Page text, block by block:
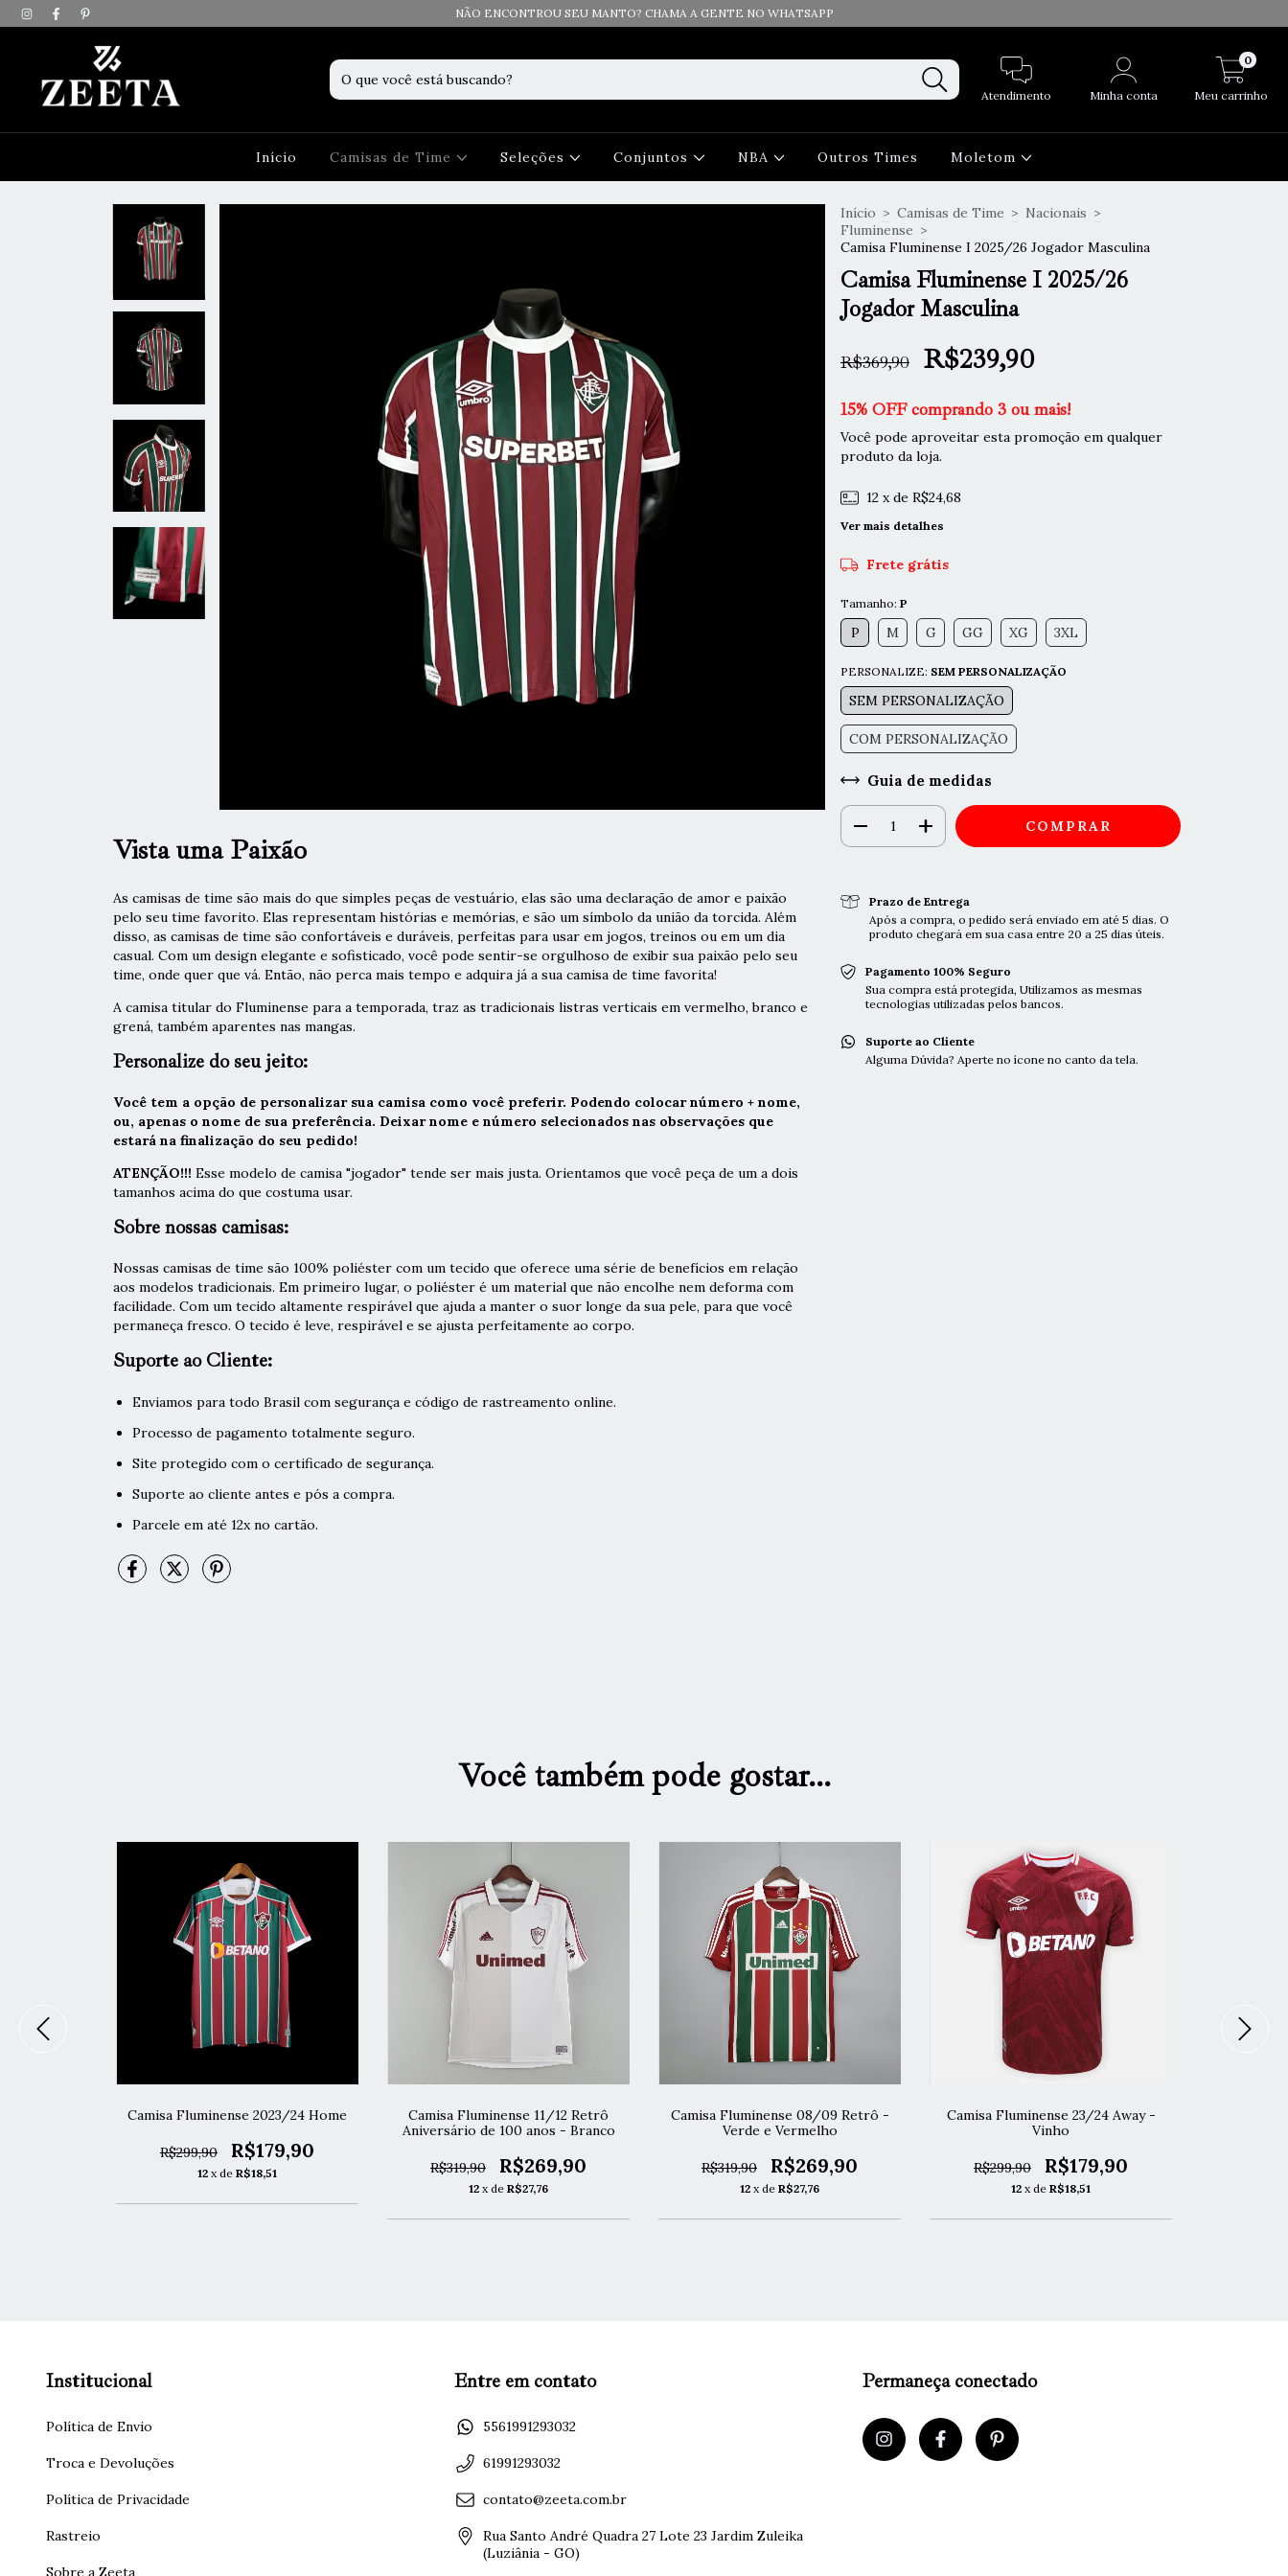
NÃO ENCONTROU SEU MANTO? CHAMA A GENTE NO WHATSAPP
Atendimento Minha conta Meu carrinho
0
Início Camisas de Time Seleções Conjuntos NBA Outros Times Moletom
Vista uma Paixão
As camisas de time são mais do que simples peças de vestuário, elas são uma declaração de amor e paixão
pelo seu time favorito. Elas representam histórias e memórias, e são um símbolo da união da torcida. Além
disso, as camisas de time são confortáveis e duráveis, perfeitas para usar em jogos, treinos ou em um dia
casual. Com um design elegante e sofisticado, você pode sentir-se orgulhoso de exibir sua paixão pelo seu
time, onde quer que vá. Então, não perca mais tempo e adquira já a sua camisa de time favorita!
A camisa titular do Fluminense para a temporada, traz as tradicionais listras verticais em vermelho, branco e
grená, também aparentes nas mangas.
Personalize do seu jeito:
Você tem a opção de personalizar sua camisa como você preferir. Podendo colocar número + nome,
ou, apenas o nome de sua preferência. Deixar nome e número selecionados nas observações que
estará na finalização do seu pedido!
ATENÇÃO!!! Esse modelo de camisa "jogador" tende ser mais justa. Orientamos que você peça de um a dois
tamanhos acima do que costuma usar.
Sobre nossas camisas:
Nossas camisas de time são 100% poliéster com um tecido que oferece uma série de benefícios em relação
aos modelos tradicionais. Em primeiro lugar, o poliéster é um material que não encolhe nem deforma com
facilidade. Com um tecido altamente respirável que ajuda a manter o suor longe da sua pele, para que você
permaneça fresco. O tecido é leve, respirável e se ajusta perfeitamente ao corpo.
Suporte ao Cliente:
Enviamos para todo Brasil com segurança e código de rastreamento online.
Processo de pagamento totalmente seguro.
Site protegido com o certificado de segurança.
Suporte ao cliente antes e pós a compra.
Parcele em até 12x no cartão.
Início > Camisas de Time > Nacionais >
Fluminense >
Camisa Fluminense I 2025/26 Jogador Masculina
Camisa Fluminense I 2025/26
Jogador Masculina
R$369,90 R$239,90
15% OFF comprando 3 ou mais!
Você pode aproveitar esta promoção em qualquer
produto da loja.
12 x de R$24,68
Ver mais detalhes
Frete grátis
Tamanho: P
P M G GG XG 3XL
PERSONALIZE: SEM PERSONALIZAÇÃO
SEM PERSONALIZAÇÃO
COM PERSONALIZAÇÃO
Guia de medidas
Prazo de Entrega
Após a compra, o pedido será enviado em até 5 dias. O
produto chegará em sua casa entre 20 a 25 dias úteis.
Pagamento 100% Seguro
Sua compra está protegida, Utilizamos as mesmas
tecnologias utilizadas pelos bancos.
Suporte ao Cliente
Alguma Dúvida? Aperte no ícone no canto da tela.
Você também pode gostar...
Camisa Fluminense 2023/24 Home
R$299,90 R$179,90
12 x de R$18,51
Camisa Fluminense 11/12 Retrô
Aniversário de 100 anos - Branco
R$319,90 R$269,90
12 x de R$27,76
Camisa Fluminense 08/09 Retrô -
Verde e Vermelho
R$319,90 R$269,90
12 x de R$27,76
Camisa Fluminense 23/24 Away -
Vinho
R$299,90 R$179,90
12 x de R$18,51
Institucional
Política de Envio
Troca e Devoluções
Política de Privacidade
Rastreio
Sobre a Zeeta
Entre em contato
5561991293032
61991293032
contato@zeeta.com.br
Rua Santo André Quadra 27 Lote 23 Jardim Zuleika
(Luziânia - GO)
Permaneça conectado